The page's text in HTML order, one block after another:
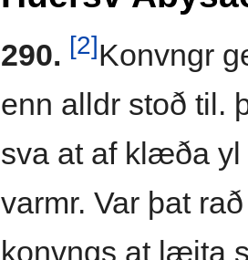
290. [2]Konvngr
enn alldr stoð til.
sva at af klæða
varmr. Var þat
konvngs at læita